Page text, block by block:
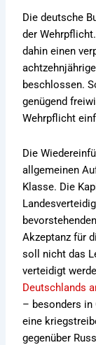
Die deutsche
der
dahin einen
beschlossen.
genügend
Wehrpflicht
Die
allgemeinen
Klasse. Die
Akzeptanz für
soll nicht das
verteidigt
Deutschlands
– besonders in
eine
gegenüber